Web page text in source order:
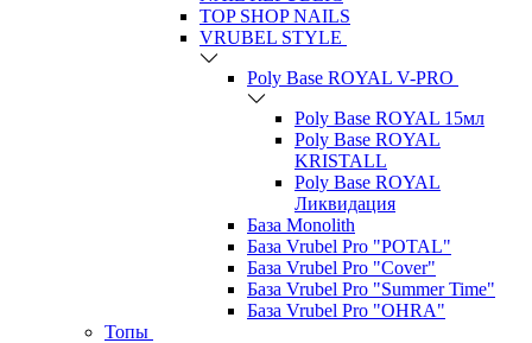
TOP SHOP NAILS
VRUBEL STYLE
Poly Base ROYAL V-PRO
Poly Base ROYAL 15мл
Poly Base ROYAL
KRISTALL
Poly Base ROYAL
Ликвидация
База Monolith
База Vrubel Pro "POTAL"
База Vrubel Pro "Сover"
База Vrubel Pro "Summer Time"
База Vrubel Pro "OHRA"
Топы